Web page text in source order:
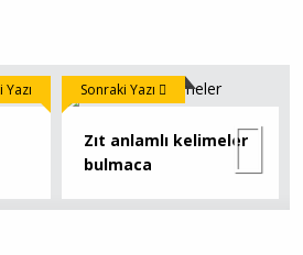
Zıt anlamlı kelimeler
bulmaca
Sonraki Yazı